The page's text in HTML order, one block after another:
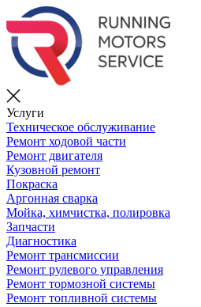
Услуги
Техническое обслуживание
Ремонт ходовой части
Ремонт двигателя
Кузовной ремонт
Покраска
Аргонная сварка
Мойка, химчистка, полировка
Запчасти
Диагностика
Ремонт трансмиссии
Ремонт рулевого управления
Ремонт тормозной системы
Ремонт топливной системы